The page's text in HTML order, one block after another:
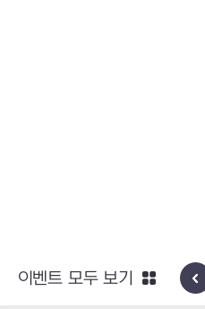
신규 지역 네블론
이벤트 모두 보기